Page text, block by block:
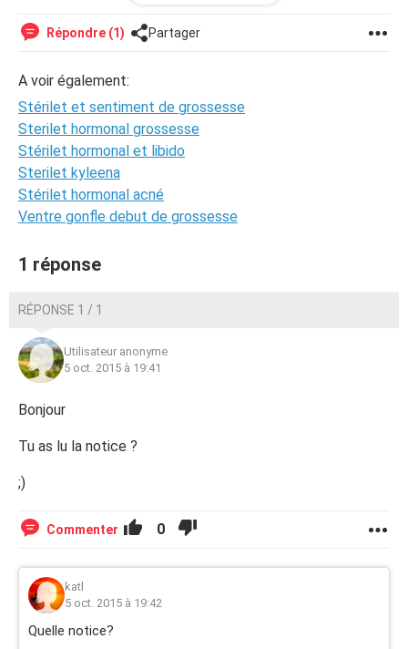
J'ai également oublié de préciser que j'ai des mini
de pipi
Merci beaucoup de votre aide!
Répondre (1) Partager
A voir également:
Stérilet et sentiment de grossesse
Sterilet hormonal grossesse
Stérilet hormonal et libido
Sterilet kyleena
Stérilet hormonal acné
Ventre gonfle debut de grossesse
1 réponse
RÉPONSE 1 / 1
Utilisateur anonyme
5 oct. 2015 à 19:41
Bonjour
Tu as lu la notice ?
;)
Commenter 0
katl
5 oct. 2015 à 19:42
Quelle notice?